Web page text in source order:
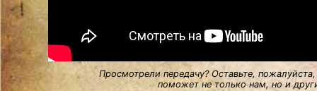
Просмотрели передачу? Оставьте,
поможет не только нам, но и